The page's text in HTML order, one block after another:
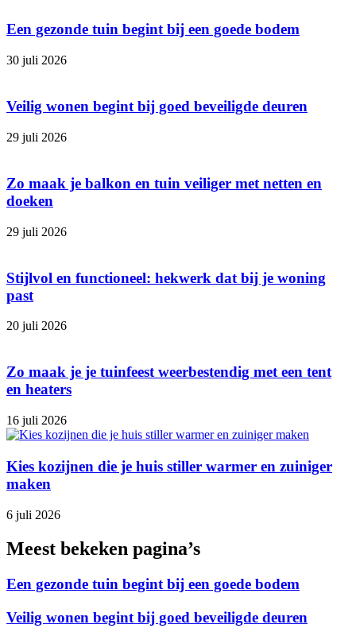
Een gezonde tuin begint bij een goede bodem
30 juli 2026
Veilig wonen begint bij goed beveiligde deuren
29 juli 2026
Zo maak je balkon en tuin veiliger met netten en
doeken
29 juli 2026
Stijlvol en functioneel: hekwerk dat bij je woning
past
20 juli 2026
Zo maak je je tuinfeest weerbestendig met een tent
en heaters
16 juli 2026
Kies kozijnen die je huis stiller warmer en zuiniger
maken
6 juli 2026
Meest bekeken pagina’s
Een gezonde tuin begint bij een goede bodem
Veilig wonen begint bij goed beveiligde deuren